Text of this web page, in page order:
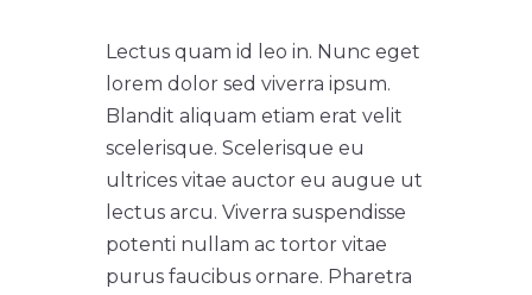
Lectus quam id leo in. Nunc eget
lorem dolor sed viverra ipsum.
Blandit aliquam etiam erat velit
scelerisque. Scelerisque eu
ultrices vitae auctor eu augue ut
lectus arcu. Viverra suspendisse
potenti nullam ac tortor vitae
purus faucibus ornare. Pharetra